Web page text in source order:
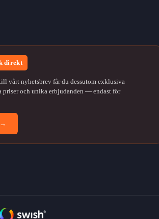
direkt
vårt nyhetsbrev får du dessutom exklusiva
priser och unika erbjudanden — endast för